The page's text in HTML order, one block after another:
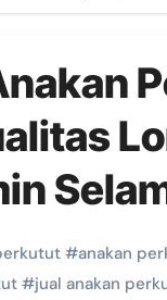
#anakan
#jual anakan